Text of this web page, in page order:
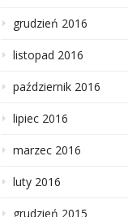
grudzień 2016
listopad 2016
październik 2016
lipiec 2016
marzec 2016
luty 2016
grudzień 2015